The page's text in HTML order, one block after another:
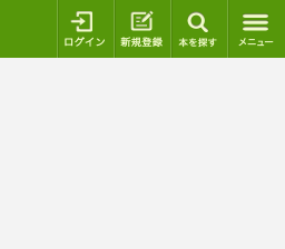
ログイン 新規登録